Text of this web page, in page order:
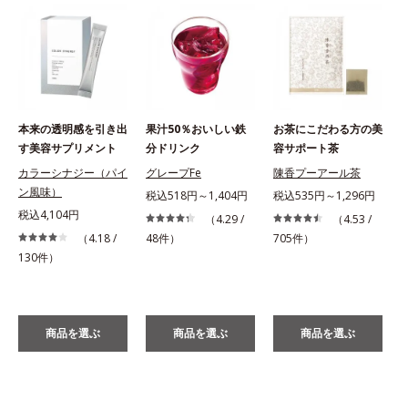
本来の透明感を引き出
す美容サプリメント
カラーシナジー（パイ
ン風味）
税込4,104円
（4.18 /
130件）
商品を選ぶ
果汁50％おいしい鉄
分ドリンク
グレープFe
税込518円～1,404円
（4.29 /
48件）
商品を選ぶ
お茶にこだわる方の美
容サポート茶
陳香プーアール茶
税込535円～1,296円
（4.53 /
705件）
商品を選ぶ